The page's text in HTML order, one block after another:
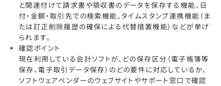
と関連付けて請求書や領収書のデータを保存する機能、日
付・金額・取引先での検索機能、タイムスタンプ連携機能（ま
たは訂正削除履歴の確保による代替措置機能）などが挙げ
られます。
確認ポイント
現在利用している会計ソフトが、どの保存区分（電子帳簿等
保存、電子取引データ保存）のどの要件に対応しているか、
ソフトウェアベンダーのウェブサイトやサポート窓口で確認